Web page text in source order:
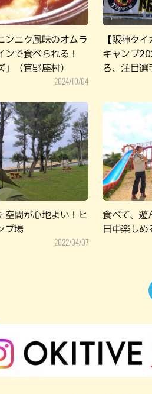
ンニク風味のオムラ
ンで食べられる！
」（宜野座村）
2024/10/04
【阪神タ
キャンプ
ろ、注目選
空間が心地よい！ヒ
プ場
2022/04/07
食べて、遊
日中楽しめ